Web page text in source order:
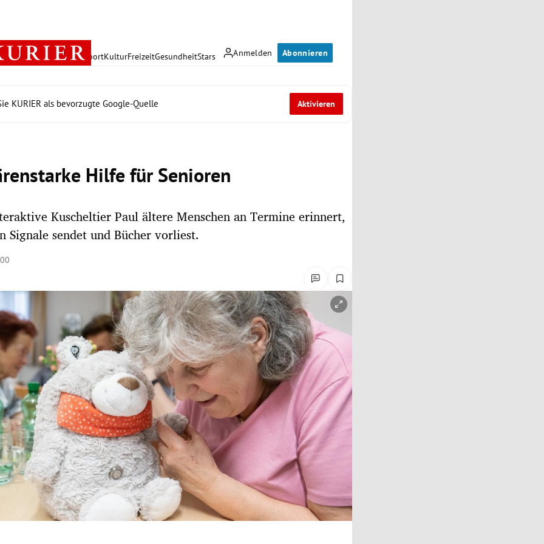
Anmelden Abonnieren
PolitikWirtschaft SportKulturFreizeitGesundheitStars
KURIER als bevorzugte Google-Quelle Aktivieren
Hilfe für Senioren
Kuscheltier Paul ältere Menschen an Termine erinnert,
Signale sendet und Bücher vorliest.
öffnen/schließen